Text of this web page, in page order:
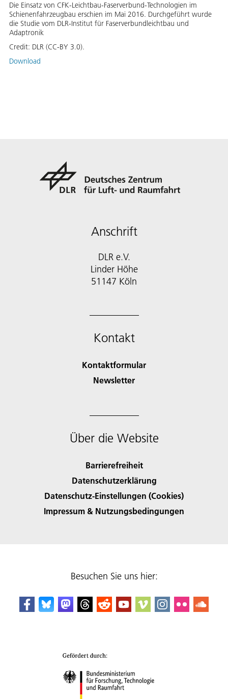
Die Einsatz von CFK-Leichtbau-Faserverbund-Technologien im
Schienenfahrzeugbau erschien im Mai 2016. Durchgeführt wurde
die Studie vom DLR-Institut für Faserverbundleichtbau und
Adaptronik
Credit: DLR (CC-BY 3.0).
Download
Anschrift
DLR e.V.
Linder Höhe
51147 Köln
Kontakt
Kontaktformular
Newsletter
Über die Website
Barrierefreiheit
Datenschutzerklärung
Datenschutz-Einstellungen (Cookies)
Impressum & Nutzungsbedingungen
Besuchen Sie uns hier: